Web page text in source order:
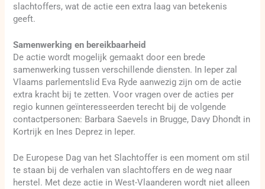
slachtoffers, wat de actie een extra laag van betekenis
geeft.
Samenwerking en bereikbaarheid
De actie wordt mogelijk gemaakt door een brede
samenwerking tussen verschillende diensten. In Ieper zal
Vlaams parlementslid Eva Ryde aanwezig zijn om de actie
extra kracht bij te zetten. Voor vragen over de acties per
regio kunnen geïnteresseerden terecht bij de volgende
contactpersonen: Barbara Saevels in Brugge, Davy Dhondt in
Kortrijk en Ines Deprez in Ieper.
De Europese Dag van het Slachtoffer is een moment om stil
te staan bij de verhalen van slachtoffers en de weg naar
herstel. Met deze actie in West-Vlaanderen wordt niet alleen